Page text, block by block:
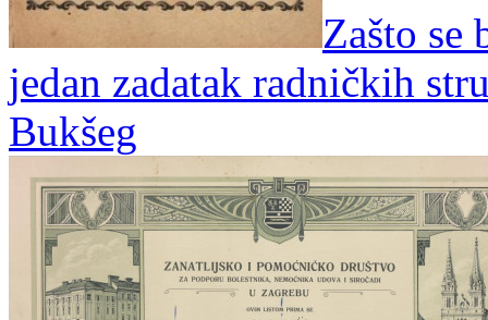
Zašto se
jedan zadatak radničkih
Bukšeg